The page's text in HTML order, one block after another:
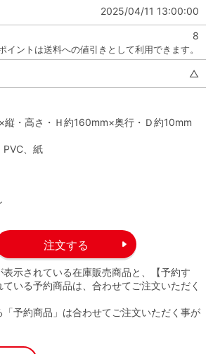
2025/04/11 13:00:00
8
イントは送料への値引きとして利用できます。
△
縦・高さ・Ｈ約160mm×奥行・Ｄ約10mm
PVC、紙
表示されている在庫販売商品と、【予約す
いる予約商品は、合わせてご注文いただく
「予約商品」は合わせてご注文いただく事が